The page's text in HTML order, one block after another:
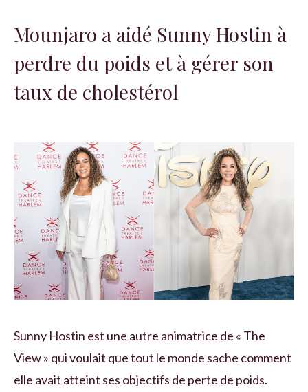
Mounjaro a aidé Sunny Hostin à
perdre du poids et à gérer son
taux de cholestérol
Sunny Hostin est une autre animatrice de « The
View » qui voulait que tout le monde sache comment
elle avait atteint ses objectifs de perte de poids.